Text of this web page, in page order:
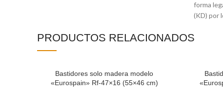
forma
(KD) por
PRODUCTOS RELACIONADOS
AÑADIR AL CARRITO
Bastidores solo madera modelo
«Eurospain» Rf-47×16 (55×46 cm)
AÑADIR